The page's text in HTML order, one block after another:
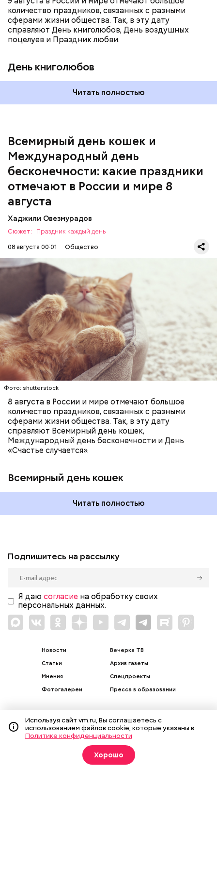
количество праздников, связанных с разными
сферами жизни общества. Так, в эту дату
справляют День книголюбов, День воздушных
поцелуев и Праздник любви.
День книголюбов
Читать полностью
Всемирный день кошек и
Международный день
бесконечности: какие праздники
отмечают в России и мире 8
августа
Хаджили Овезмурадов
Сюжет:
Праздник каждый день
08 августа 00:01
Общество
Фото: shutterstock
8 августа в России и мире отмечают большое
количество праздников, связанных с разными
сферами жизни общества. Так, в эту дату
справляют Всемирный день кошек,
Международный день бесконечности и День
«Счастье случается».
Всемирный день кошек
Инициатором Всемирного дня кошек в 2002 году
стал международный фонд Animal Welfare. В этот
праздник котам демонстрируют свою любовь и
почитание. Можно купить своему питомцу его
любимое лакомство или новую игрушку. В
некоторых странах в эту дату открываются
специальные парки для выгуливания котов,
кошачьи магазины и другие заведения.
Международный день бесконечности
выставки на тему бесконечности.
Читать полностью
ПРАЗДНИКИ ЖИВОТНЫЕ
МАТЕМАТИКА
КОШКИ
ПСИХОЛОГИЯ
Подпишитесь на рассылку
Я даю согласие на обработку своих
персональных данных.
Новости
Статьи
Мнения
Фотогалереи
Вечерка ТВ
Архив газеты
Спецпроекты
Пресса в образовании
Подписка на печатные
Используя сайт vm.ru, Вы соглашаетесь с
использованием файлов cookie, которые указаны в
Политике конфиденциальности
Хорошо